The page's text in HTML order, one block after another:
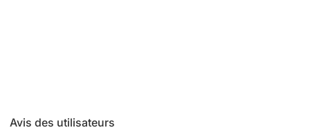
Avis des utilisateurs